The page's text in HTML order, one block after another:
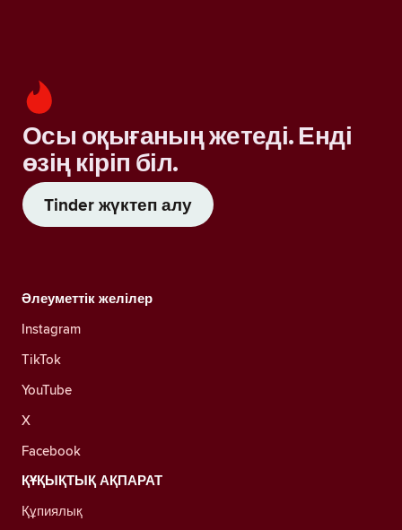
Осы оқығаның жетеді. Енді
өзің кіріп біл.
Tinder жүктеп алу
Әлеуметтік желілер
Instagram
TikTok
YouTube
X
Facebook
ҚҰҚЫҚТЫҚ АҚПАРАТ
Құпиялық